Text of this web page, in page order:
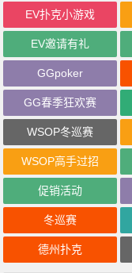
EV扑克小游戏
EV邀请有礼
GGpoker
GG春季狂欢赛
WSOP冬巡赛
WSOP高手过招
促销活动
冬巡赛
德州扑克